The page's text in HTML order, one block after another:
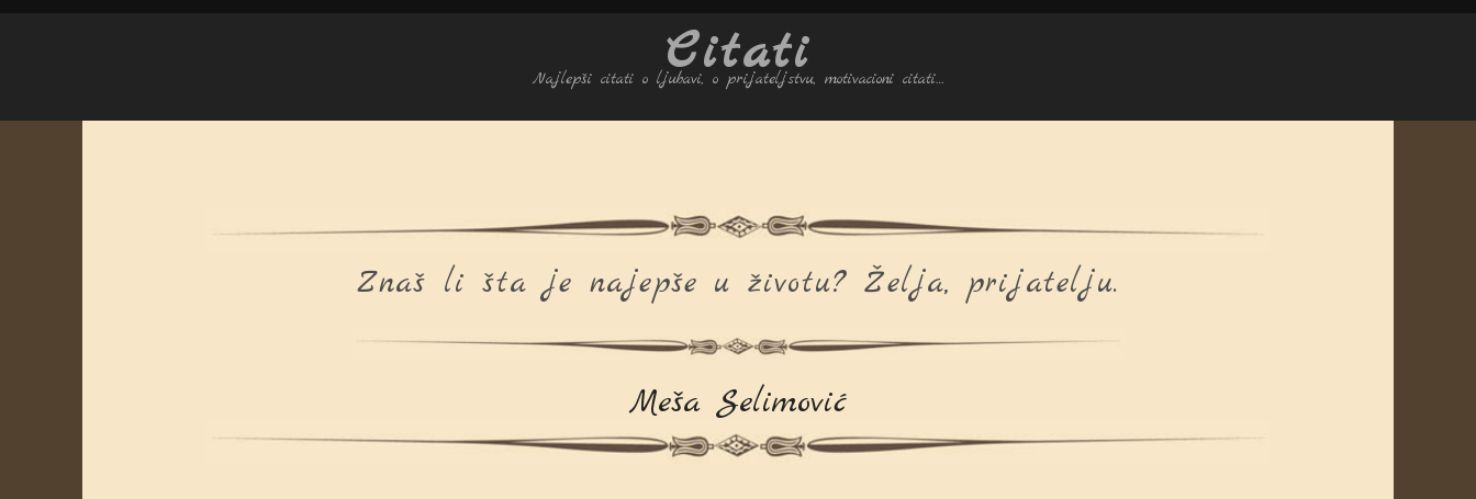
Citati
Najlepši citati o ljubavi, o prijateljstvu, motivacioni citati…
Znaš li šta je najepše u životu? Želja, prijatelju.
Meša Selimović